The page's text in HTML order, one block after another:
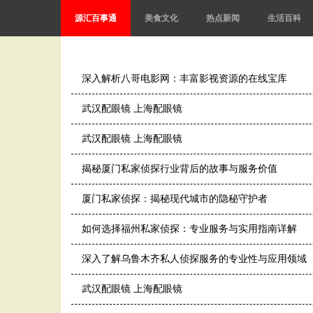
源汇百事通 美食文化 热点新闻 生活百科
深入解析八哥电影网：丰富影视资源的在线宝库
武汉配眼镜 上海配眼镜
武汉配眼镜 上海配眼镜
揭秘厦门私家侦探行业背后的故事与服务价值
厦门私家侦探：揭秘现代城市的隐秘守护者
如何选择福州私家侦探：专业服务与实用指南详解
深入了解乌鲁木齐私人侦探服务的专业性与应用领域
武汉配眼镜 上海配眼镜